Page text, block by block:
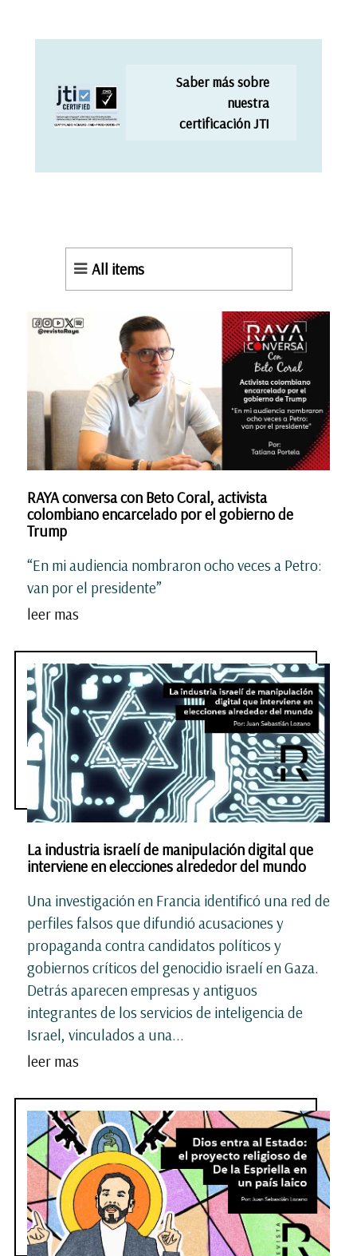
Saber más sobre
nuestra
certificación JTI
All items
RAYA conversa con Beto Coral, activista
colombiano encarcelado por el gobierno de
Trump
“En mi audiencia nombraron ocho veces a Petro:
van por el presidente”
leer mas
La industria israelí de manipulación digital que
interviene en elecciones alrededor del mundo
Una investigación en Francia identificó una red de
perfiles falsos que difundió acusaciones y
propaganda contra candidatos políticos y
gobiernos críticos del genocidio israelí en Gaza.
Detrás aparecen empresas y antiguos
integrantes de los servicios de inteligencia de
Israel, vinculados a una...
leer mas